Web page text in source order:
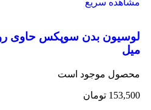
مشاهده سریع
میل
محصول موجود است
153,500 تومان